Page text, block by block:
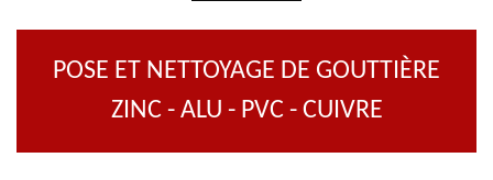
POSE ET NETTOYAGE DE GOUTTIÈRE
ZINC - ALU - PVC - CUIVRE